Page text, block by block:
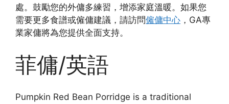
處。鼓勵您的外傭多練習，增添家庭溫暖。如果您
需要更多食譜或僱傭建議，請訪問僱傭中心 ，GA專
業家傭將為您提供全面支持。
菲傭/英語
Pumpkin Red Bean Porridge is a traditional